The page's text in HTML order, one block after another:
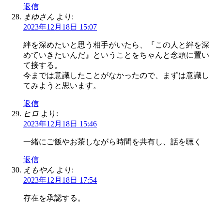
返信
まゆさん より:
2023年12月18日 15:07
絆を深めたいと思う相手がいたら、『この人と絆を深
めていきたいんだ』ということをちゃんと念頭に置い
て接する。
今までは意識したことがなかったので、まずは意識し
てみようと思います。
返信
ヒロ より:
2023年12月18日 15:46
一緒にご飯やお茶しながら時間を共有し、話を聴く
返信
えもやん より:
2023年12月18日 17:54
存在を承認する。